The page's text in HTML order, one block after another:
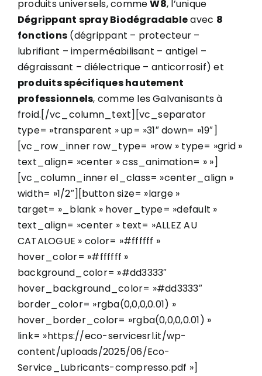
produits universels, commeW8, l’unique
Dégrippant spray Biodégradableavec 8
fonctions (dégrippant – protecteur –
lubrifiant – imperméabilisant – antigel –
dégraissant – diélectrique – anticorrosif) et
produits spécifiques hautement
professionnels, comme les Galvanisants à
froid.[/vc_column_text][vc_separator
type= »transparent » up= »31″ down= »19″]
[vc_row_inner row_type= »row » type= »grid »
text_align= »center » css_animation= » »]
[vc_column_inner el_class= »center_align »
width= »1/2″][button size= »large »
target= »_blank » hover_type= »default »
text_align= »center » text= »ALLEZ AU
CATALOGUE » color= »#ffffff »
hover_color= »#ffffff »
background_color= »#dd3333″
hover_background_color= »#dd3333″
border_color= »rgba(0,0,0,0.01) »
hover_border_color= »rgba(0,0,0,0.01) »
link= »https://eco-servicesrl.it/wp-
content/uploads/2025/06/Eco-
Service_Lubricants-compresso.pdf »]